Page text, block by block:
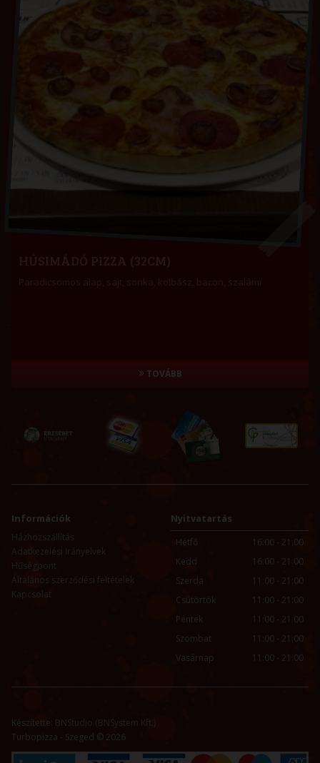
TOVÁBB
Információk
Házhozszállítás
Adatkezelési Irányelvek
Hűségpont
Általános szerződési feltételek
Kapcsolat
Nyitvatartás
Hétfő
Kedd
Szerda
Csütörtök
Péntek
Szombat
Vasárnap
16:00 - 21:00
16:00 - 21:00
11:00 - 21:00
11:00 - 21:00
11:00 - 21:00
11:00 - 21:00
11:00 - 21:00
Készítette: BNStudio (BNSystem Kft.)
Turbopizza - Szeged © 2026